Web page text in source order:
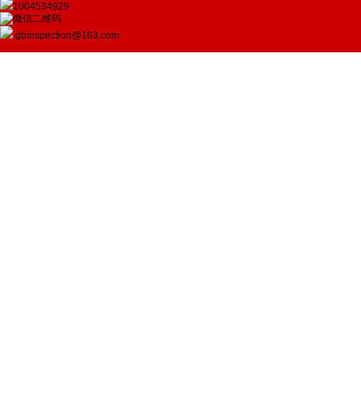
1004534929
gbinspection@163.com